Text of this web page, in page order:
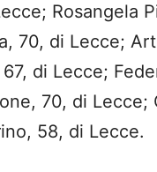
Rosangela
70, di Lecce;
di Lecce;
70, di Lecce;
58, di Lecce.